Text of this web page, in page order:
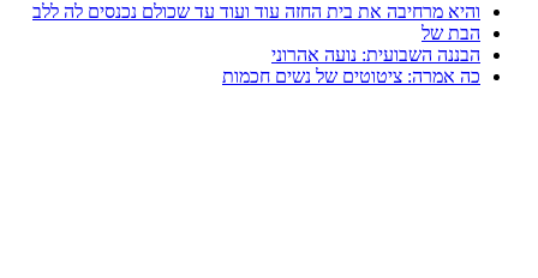
והיא מרחיבה את בית החזה עוד ועוד עד שכולם נכנסים לה ללב
הבת של
הבננה השבועית: נועה אהרוני
כה אמרה: ציטוטים של נשים חכמות